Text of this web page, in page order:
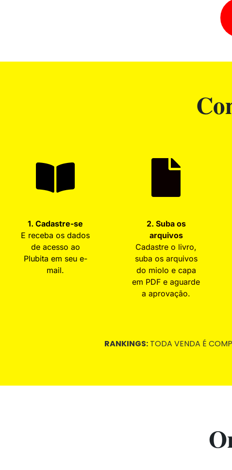
1. Cadastre-se
E receba os dados
de acesso ao
Plubita em seu e-
mail.
2. Suba os
arquivos
Cadastre o livro,
suba os arquivos
do miolo e capa
em PDF e aguarde
a aprovação.
RANKINGS:TODA VENDA É